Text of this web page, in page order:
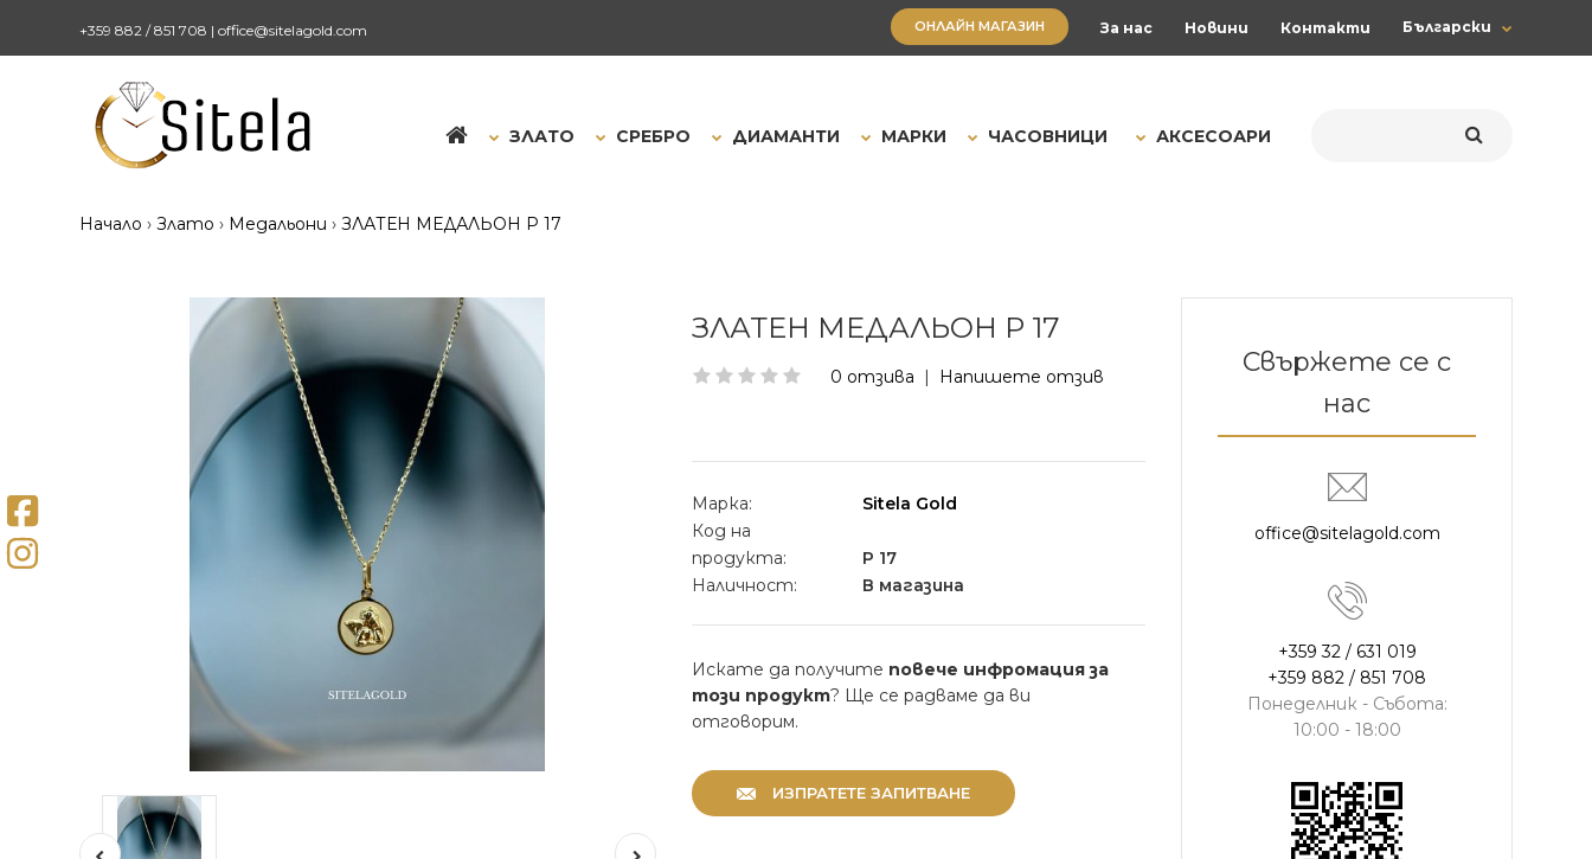
+359 882 / 851 708 | office@sitelagold.com Български
ОНЛАЙН МАГАЗИН За нас Новини Контакти
ЗЛАТО СРЕБРО ДИАМАНТИ МАРКИ ЧАСОВНИЦИ АКСЕСОАРИ
Начало Злато Медальони ЗЛАТЕН МЕДАЛЬОН P 17
ЗЛАТЕН МЕДАЛЬОН P 17
0 отзива | Напишете отзив
Марка:
Sitela Gold
Код на
продукта:
P 17
Наличност:
В магазина
Искате да получите повече инфромация за
този продукт? Ще се радваме да ви
отговорим.
ИЗПРАТЕТЕ ЗАПИТВАНЕ
Свържете се с
нас
office@sitelagold.com
+359 32 / 631 019
+359 882 / 851 708
Понеделник - Събота:
10:00 - 18:00